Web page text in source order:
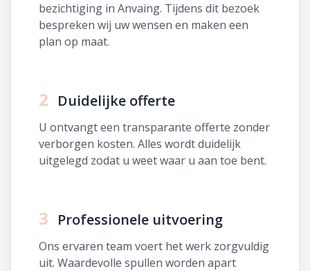
bezichtiging in Anvaing. Tijdens dit bezoek
bespreken wij uw wensen en maken een
plan op maat.
2 Duidelijke offerte
U ontvangt een transparante offerte zonder
verborgen kosten. Alles wordt duidelijk
uitgelegd zodat u weet waar u aan toe bent.
3 Professionele uitvoering
Ons ervaren team voert het werk zorgvuldig
uit. Waardevolle spullen worden apart